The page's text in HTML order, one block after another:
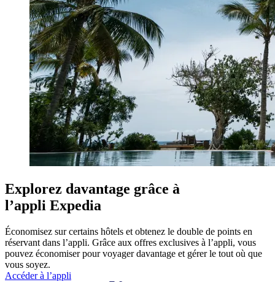
Explorez davantage grâce à
l’appli Expedia
Économisez sur certains hôtels et obtenez le double de points en
réservant dans l’appli. Grâce aux offres exclusives à l’appli, vous
pouvez économiser pour voyager davantage et gérer le tout où que
vous soyez.
Accéder à l’appli